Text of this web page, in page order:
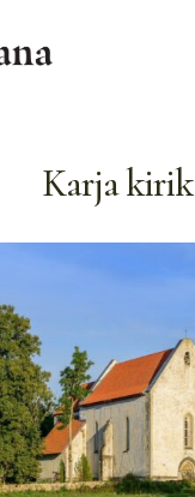
Karja kirik